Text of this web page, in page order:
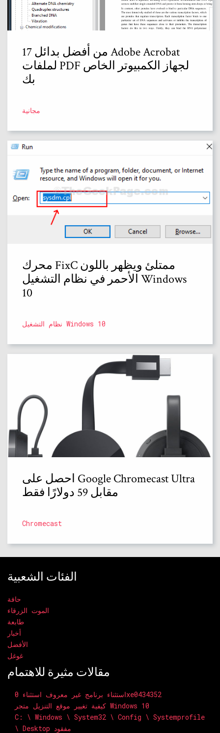
17 من أفضل بدائل Adobe Acrobat
لملفات PDF لجهاز الكمبيوتر الخاص
بك
مجانية
محرك FixC ممتلئ ويظهر باللون
الأحمر في نظام التشغيل Windows
10
نظام التشغيل Windows 10
احصل على Google Chromecast Ultra
مقابل 59 دولارًا فقط
Chromecast
الفئات الشعبية
حافة
الموت الزرقاء
طابعة
أخبار
الأفضل
غوغل
مقالات مثيرة للاهتمام
استثناء برنامج غير معروف استثناء 0xe0434352
كيفية تغيير موقع التنزيل متجر Windows 10
C: \ Windows \ System32 \ Config \ Systemprofile
\ Desktop مفقود